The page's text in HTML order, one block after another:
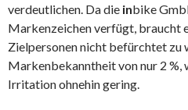
verdeutlichen. Da die inbike
Markenzeichen verfügt, braucht
Zielpersonen nicht befürchtet zu
Markenbekanntheit von nur 2 %,
Irritation ohnehin gering.